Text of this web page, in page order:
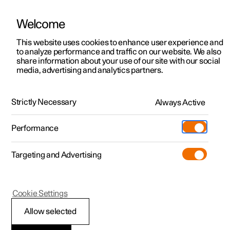
Polestar 2
Polestar 3
Polestar 4
Pre-owned
Shop
Meer
Testrit
Aanbiedingen voor
Testrit
Aanbiedingen voor
Polestar 4 coupé
Ontdek Polestar 4
Testrit
Bekijk onze stockwagens
Aanbiedingen voor
Ontdek Polestar 5
Over pre-owned
Pre-owned aanbiedingen
Aanbiedingen voor particulieren
Aanbiedingen voor
professionelen
Bekijk onze stockwagens
Configureer
Pre-owned
Testrit
Additionals
(Opent in een nieuw venster)
Experiences
Ontmoet ons
Servicepunten
Opladen
Support
HandleidingVideogalerijSoftware-updates
Alarm
Polestar 2
Verlaagde guard
Welcome
This website uses cookies to enhance user experience and
to analyze performance and traffic on our website. We also
share information about your use of our site with our social
media, advertising and analytics partners.
Strictly Necessary Always Active
Performance
Targeting and Advertising
Allow selected
Cookie Settings